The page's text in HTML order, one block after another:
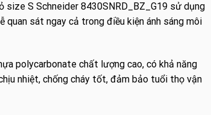
S Schneider 8430SNRD_BZ_G19 sử dụng
quan sát ngay cả trong điều kiện ánh sáng môi
polycarbonate chất lượng cao, có khả năng
nhiệt, chống cháy tốt, đảm bảo tuổi thọ vận